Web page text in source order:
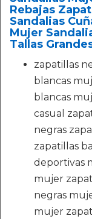
Rebajas
Sandalias
Mujer
Tallas
zapatillas
blancas
blancas
casual
negras
zapatillas
deportivas
mujer
negras
mujer